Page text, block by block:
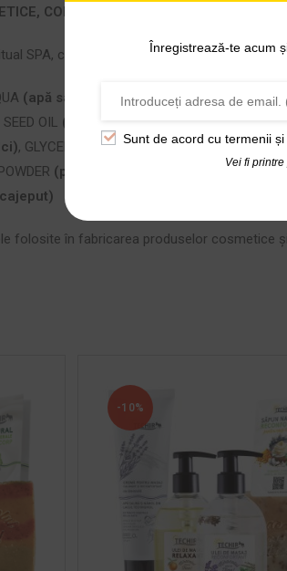
COLORANŢI SAU CONSERVANŢI
SPA, chiar la tine acasă!
(apă salină Techirghiol),SODIUM
OIL (ulei floarea soarelui)
, GLYCERIN, SAPROPELIC MUD (nămol
(pudră de turmeric), CITRUS
folosite în fabricarea produselor cosmetice
-10%
Înregistrează-te acum
Sunt de acord cu termenii și
Vei fi